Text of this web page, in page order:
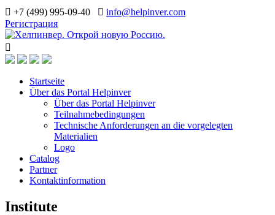
+7 (499) 995-09-40
info@helpinver.com
Регистрация
Startseite
Über das Portal Helpinver
Über das Portal Helpinver
Teilnahmebedingungen
Technische Anforderungen an die vorgelegten
Materialien
Logo
Catalog
Partner
Kontaktinformation
Institute